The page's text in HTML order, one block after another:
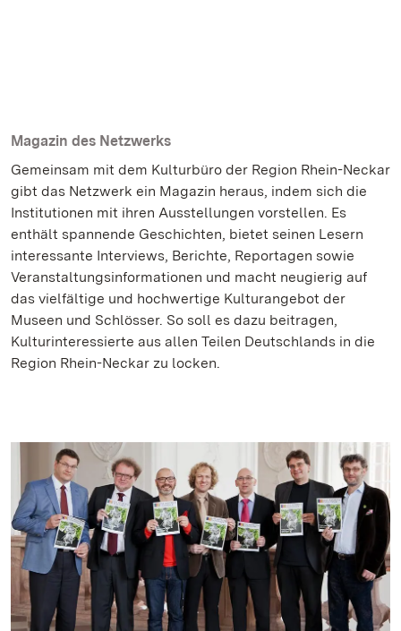
Magazin des Netzwerks
Gemeinsam mit dem Kulturbüro der Region Rhein-Neckar
gibt das Netzwerk ein Magazin heraus, indem sich die
Institutionen mit ihren Ausstellungen vorstellen. Es
enthält spannende Geschichten, bietet seinen Lesern
interessante Interviews, Berichte, Reportagen sowie
Veranstaltungsinformationen und macht neugierig auf
das vielfältige und hochwertige Kulturangebot der
Museen und Schlösser. So soll es dazu beitragen,
Kulturinteressierte aus allen Teilen Deutschlands in die
Region Rhein-Neckar zu locken.